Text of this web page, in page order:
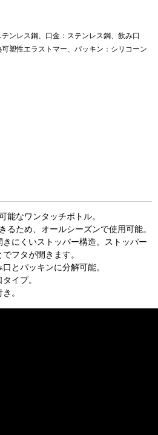
ンレス鋼、口金：ステンレス鋼、飲み口
塑性エラストマー、パッキン：シリコーン
能なワンタッチボトル。
るため、オールシーズンで使用可能。
にくいストッパー構造。ストッパー
フタが開きます。
とパッキンに分解可能。
イプ。
。